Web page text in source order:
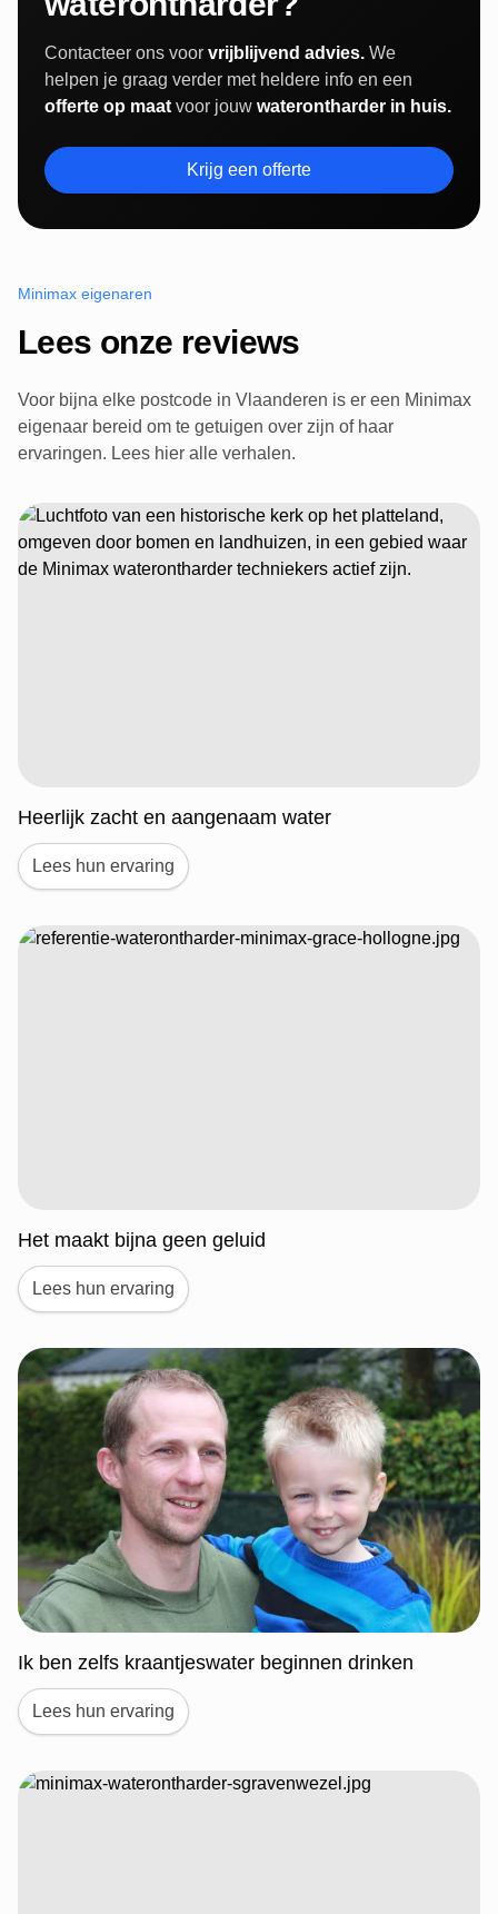
Contacteer ons voor vrijblijvend advies. We
helpen je graag verder met heldere info en een
offerte op maat voor jouw waterontharder in huis.
Krijg een offerte
Minimax eigenaren
Lees onze reviews
Voor bijna elke postcode in Vlaanderen is er een Minimax
eigenaar bereid om te getuigen over zijn of haar
ervaringen. Lees hier alle verhalen.
Heerlijk zacht en aangenaam water
Lees hun ervaring
Het maakt bijna geen geluid
Lees hun ervaring
Ik ben zelfs kraantjeswater beginnen drinken
Lees hun ervaring